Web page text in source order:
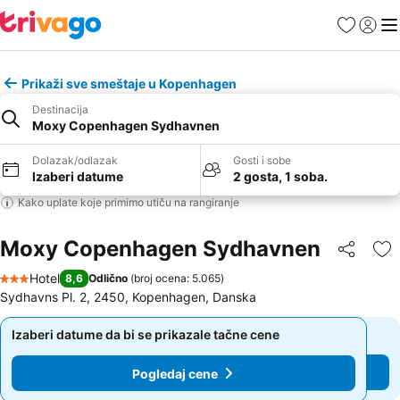
FavoritiPrijavi
Prikaži sve smeštaje u Kopenhagen
Destinacija
Moxy Copenhagen Sydhavnen
Dolazak/odlazak
Izaberi datume
Gosti i sobe
2 gosta, 1 soba.
Kako uplate koje primimo utiču na rangiranje
Moxy Copenhagen Sydhavnen Deli
3 Zvezdice
Hotel 8,6 Odlično (broj ocena: 5.065)
Sydhavns Pl. 2, 2450, Kopenhagen, Danska
Izaberi datume da bi se prikazale tačne cene
Pogledaj cene
Izaberi datume da bi se prikazale tačne cene
Pogledaj cene